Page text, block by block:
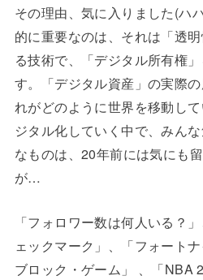
その理由、気に入りました(ハ
的に重要なのは、それは「透
る技術で、「デジタル所有権
す。「デジタル資産」の実際
れがどのように世界を移動し
ジタル化していく中で、みん
なものは、20年前には気にも
が…
「フォロワー数は何人いる？
ェックマーク」、「フォート
ブロック・ゲーム」 、「NBA